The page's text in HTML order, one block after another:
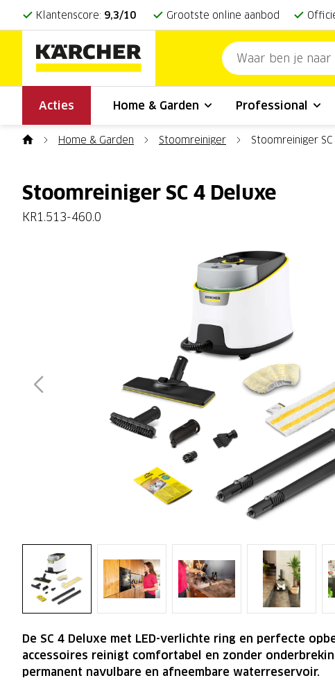
Klantenscore: 9,3/10 Grootste online aanbod
Acties Home & Garden Professional
Home & Garden Stoomreiniger Stoomreiniger
Stoomreiniger SC 4 Deluxe
KR1.513-460.0
De SC 4 Deluxe met LED-verlichte ring en perfecte
accessoires reinigt comfortabel en zonder
permanent navulbare en afneembare waterreservoir.